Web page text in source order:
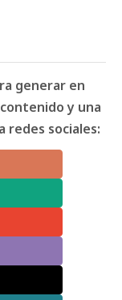
generar en
y una
redes sociales: